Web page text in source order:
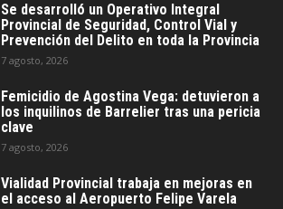
Se desarrolló un Operativo Integral
Provincial de Seguridad, Control Vial y
Prevención del Delito en toda la Provincia
7 agosto, 2026
Femicidio de Agostina Vega: detuvieron a
los inquilinos de Barrelier tras una pericia
clave
7 agosto, 2026
Vialidad Provincial trabaja en mejoras en
el acceso al Aeropuerto Felipe Varela